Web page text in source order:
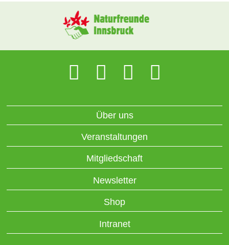
Über uns
Veranstaltungen
Mitgliedschaft
Newsletter
Shop
Intranet